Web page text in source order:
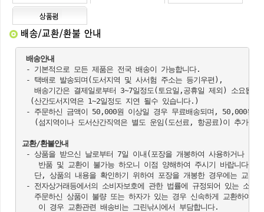
배송안내
- 기본적으로 모든 제품은 전국 배송이 가능합니다.
- 택배로 발송되며(도서지역 및 사서험 주소는 등기우편),
배송기간은 결제일로부터 3~7일정도(토요일,공휴일 제외) 소요됩니
  (산간도서지역은 1~2일정도 지연 될수 있습니다.)
- 주문하신 금액이 50,000원 이상일 경우 무료배송되며, 50,000원
(섬지역이나 도서산간직역은 별도 운임(도선료, 항공료)이 추가
교환/환불안내
- 상품을 받으신 날로부터 7일 이내(포장을 개봉하여 사용하거나 또
    반품 및 교환이 불가능 하오니 이점 양해하여 주시기 바랍니다.
단, 상품의 내용을 확인하기 위하여 포장을 개봉한 경우에는 교환
- 전자상거래등에서의 소비자보호에 관한 법률에 규정되어 있는 소비
주문하신 상품이 불량 또는 하자가 있는 경우 신속하게 교환하여 드
    이 경우 교환관련 배송비는 그린낚시에서 부담합니다.